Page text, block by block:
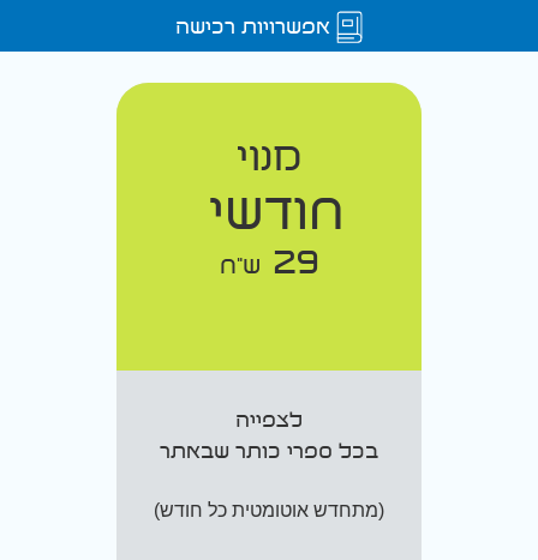
אפשרויות רכישה
מנוי
חודשי
29 ש"ח
לצפייה
בכל ספרי כותר שבאתר
(מתחדש אוטומטית כל חודש)